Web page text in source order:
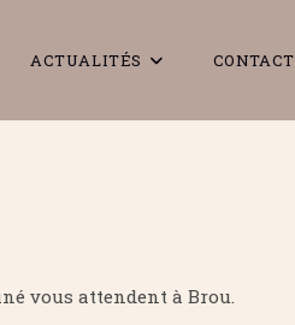
ACTUALITÉS CONTACT
vous attendent à Brou.